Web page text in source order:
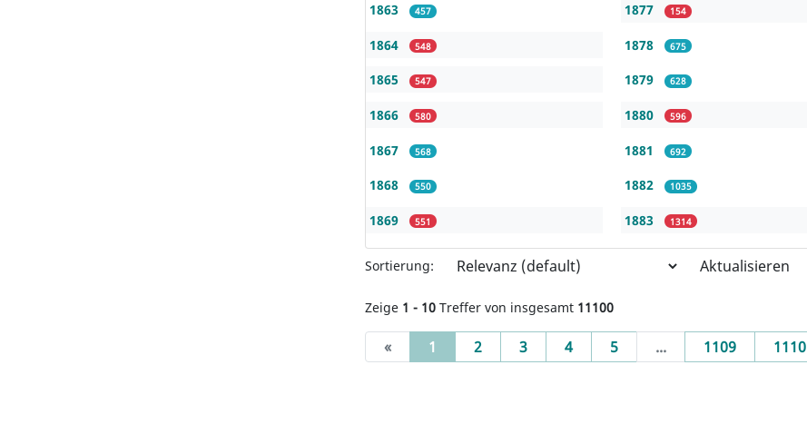
1863 457
1864 548
1865 547
1866 580
1867 568
1868 550
1869 551
1877 154
1878 675
1879 628
1880 596
1881 692
1882 1035
1883 1314
Sortierung: Aktualisieren
Zeige 1 - 10 Treffer von insgesamt 11100
« 1 (current)
2 3 4 5 ... 1109 1110